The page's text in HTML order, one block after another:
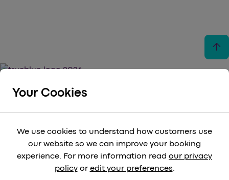
arrow_upward
NÜTZLICHE LINKS keyboard_arrow_down
RECHTLICH keyboard_arrow_down
Your Cookies
We use cookies to understand how customers use
our website so we can improve your booking
experience. For more information read our privacy
policyor edit your preferences.